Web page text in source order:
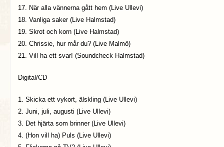
17. När alla vännerna gått hem (Live Ullevi)
18. Vanliga saker (Live Halmstad)
19. Skrot och korn (Live Halmstad)
20. Chrissie, hur mår du? (Live Malmö)
21. Vill ha ett svar! (Soundcheck Halmstad)
Digital/CD
1. Skicka ett vykort, älskling (Live Ullevi)
2. Juni, juli, augusti (Live Ullevi)
3. Det hjärta som brinner (Live Ullevi)
4. (Hon vill ha) Puls (Live Ullevi)